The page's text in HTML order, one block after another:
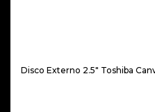
Disco Externo 2.5″ Toshiba